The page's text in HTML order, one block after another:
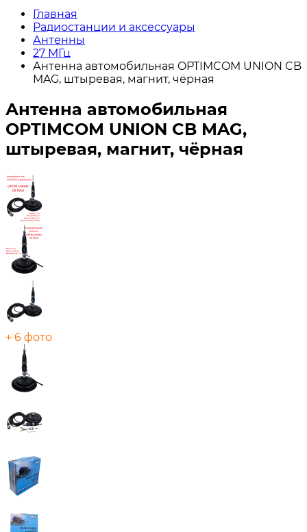
Главная
Радиостанции и аксессуары
Антенны
27 МГц
Антенна автомобильная OPTIMCOM UNION CB
MAG, штыревая, магнит, чёрная
Антенна автомобильная
OPTIMCOM UNION CB MAG,
штыревая, магнит, чёрная
+ 6 фото